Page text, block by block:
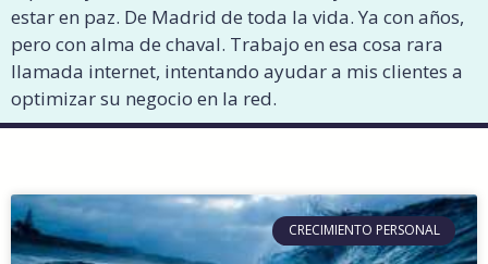
estar en paz. De Madrid de toda la vida. Ya con años,
pero con alma de chaval. Trabajo en esa cosa rara
llamada internet, intentando ayudar a mis clientes a
optimizar su negocio en la red.
CRECIMIENTO PERSONAL